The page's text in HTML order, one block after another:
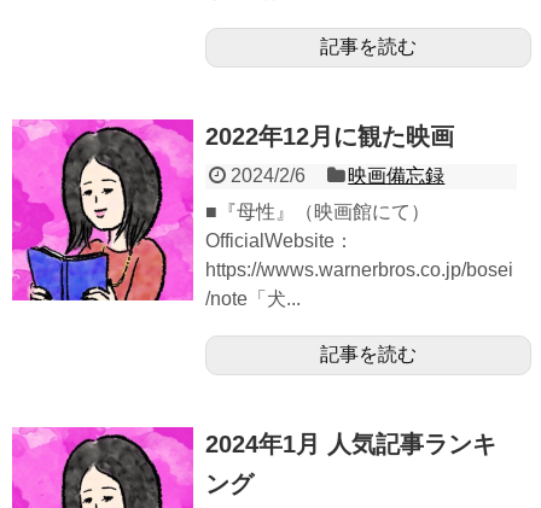
記事を読む
2022年12月に観た映画
2024/2/6
映画備忘録
■『母性』（映画館にて）
OfficialWebsite：
https://wwws.warnerbros.co.jp/bosei
/note「犬...
記事を読む
2024年1月 人気記事ランキ
ング